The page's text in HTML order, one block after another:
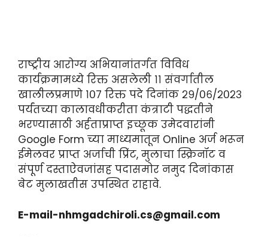
राष्ट्रीय आरोग्य अभियानांतर्गत विविध
कार्यक्रमामध्ये रिक्त असलेली ११ संवर्गातील
खालीलप्रमाणे १०७ रिक्त पदे दिनांक २९/०६/२०२३
पर्यंतच्या कालावधीकरीता कंत्राटी पद्धतीने
भरण्यासाठी अर्हताप्राप्त इच्छूक उमेदवारांनी
Google Form च्या माध्यमातून Online अर्ज भरून
ईमेलवर प्राप्त अर्जाची प्रिंट, मुलाचा स्क्रिनॉट व
संपूर्ण दस्ताऐवजांसह पदासमोर नमुद दिनांकास
बेट मुलाखतीस उपस्थित राहावे.
E-mail-nhmgadchiroli.cs@gmail.com